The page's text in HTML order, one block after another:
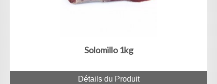
Solomillo 1kg
Détails du Produit